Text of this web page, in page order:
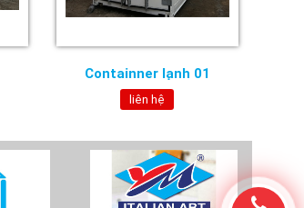
Containner lạnh 01
liên hệ